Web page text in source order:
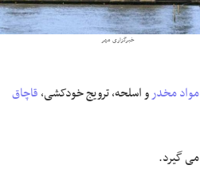
خبرگزاری مهر
مواد مخدرو اسلحه، ترویج خودکشی،قاچاق